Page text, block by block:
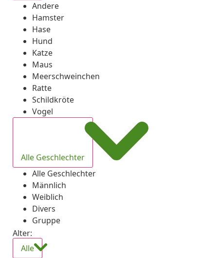
Andere
Hamster
Hase
Hund
Katze
Maus
Meerschweinchen
Ratte
Schildkröte
Vogel
Alle Geschlechter
Alle Geschlechter
Männlich
Weiblich
Divers
Gruppe
Alter:
Alle